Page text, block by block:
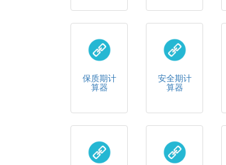
保质期计
算器
安全期计
算器